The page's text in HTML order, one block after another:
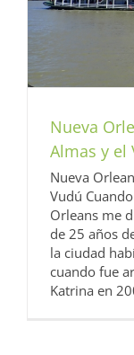
Nueva
Almas y el
Nueva
Vudú
Orleans me
de 25 años
la ciudad
cuando fue
Katrina en